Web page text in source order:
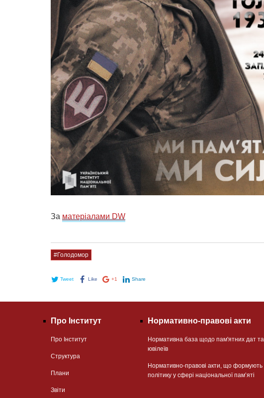
За матеріалами DW
#Голодомор
Tweet Like +1 Share
Про Інститут
Про Інститут
Структура
Плани
Звіти
Нормативно-правові акти
Нормативна база щодо пам'ятних дат та
ювілеїв
Нормативно-правові акти, що формують
політику у сфері національної памʼяті